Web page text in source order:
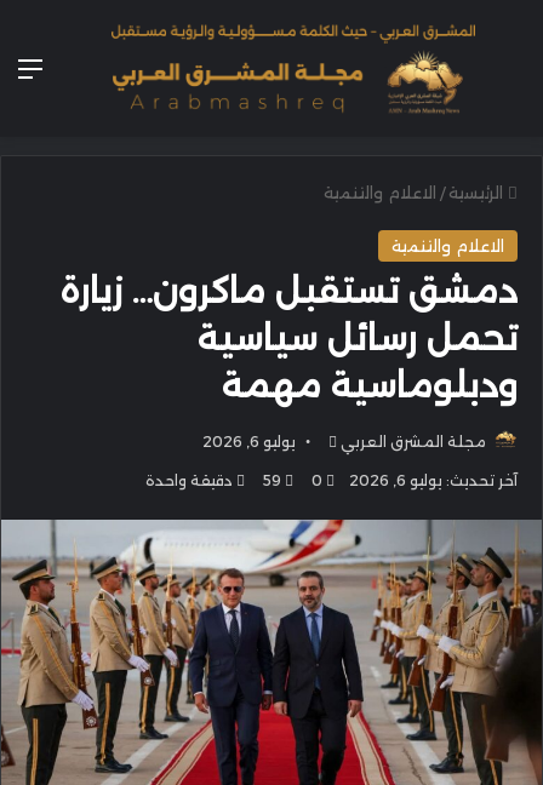
الرئيسية / الاعلام والتنمية
الاعلام والتنمية
دمشق تستقبل ماكرون… زيارة
تحمل رسائل سياسية
ودبلوماسية مهمة
مجلة المشرق العربي
أرسل يوليو 6, 2026
آخر تحديث: يوليو 6, 2026 0
59 دقيقة واحدة